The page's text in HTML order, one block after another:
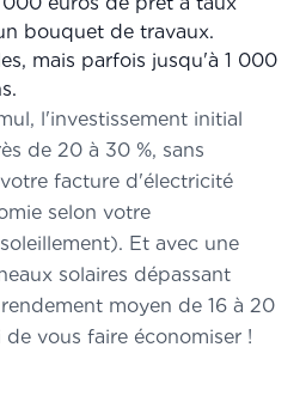
bouquet de travaux.
mais parfois jusqu'à 1 000
l'investissement initial
de 20 à 30 %, sans
facture d'électricité
selon votre
Et avec une
solaires dépassant
moyen de 16 à 20
de vous faire économiser !